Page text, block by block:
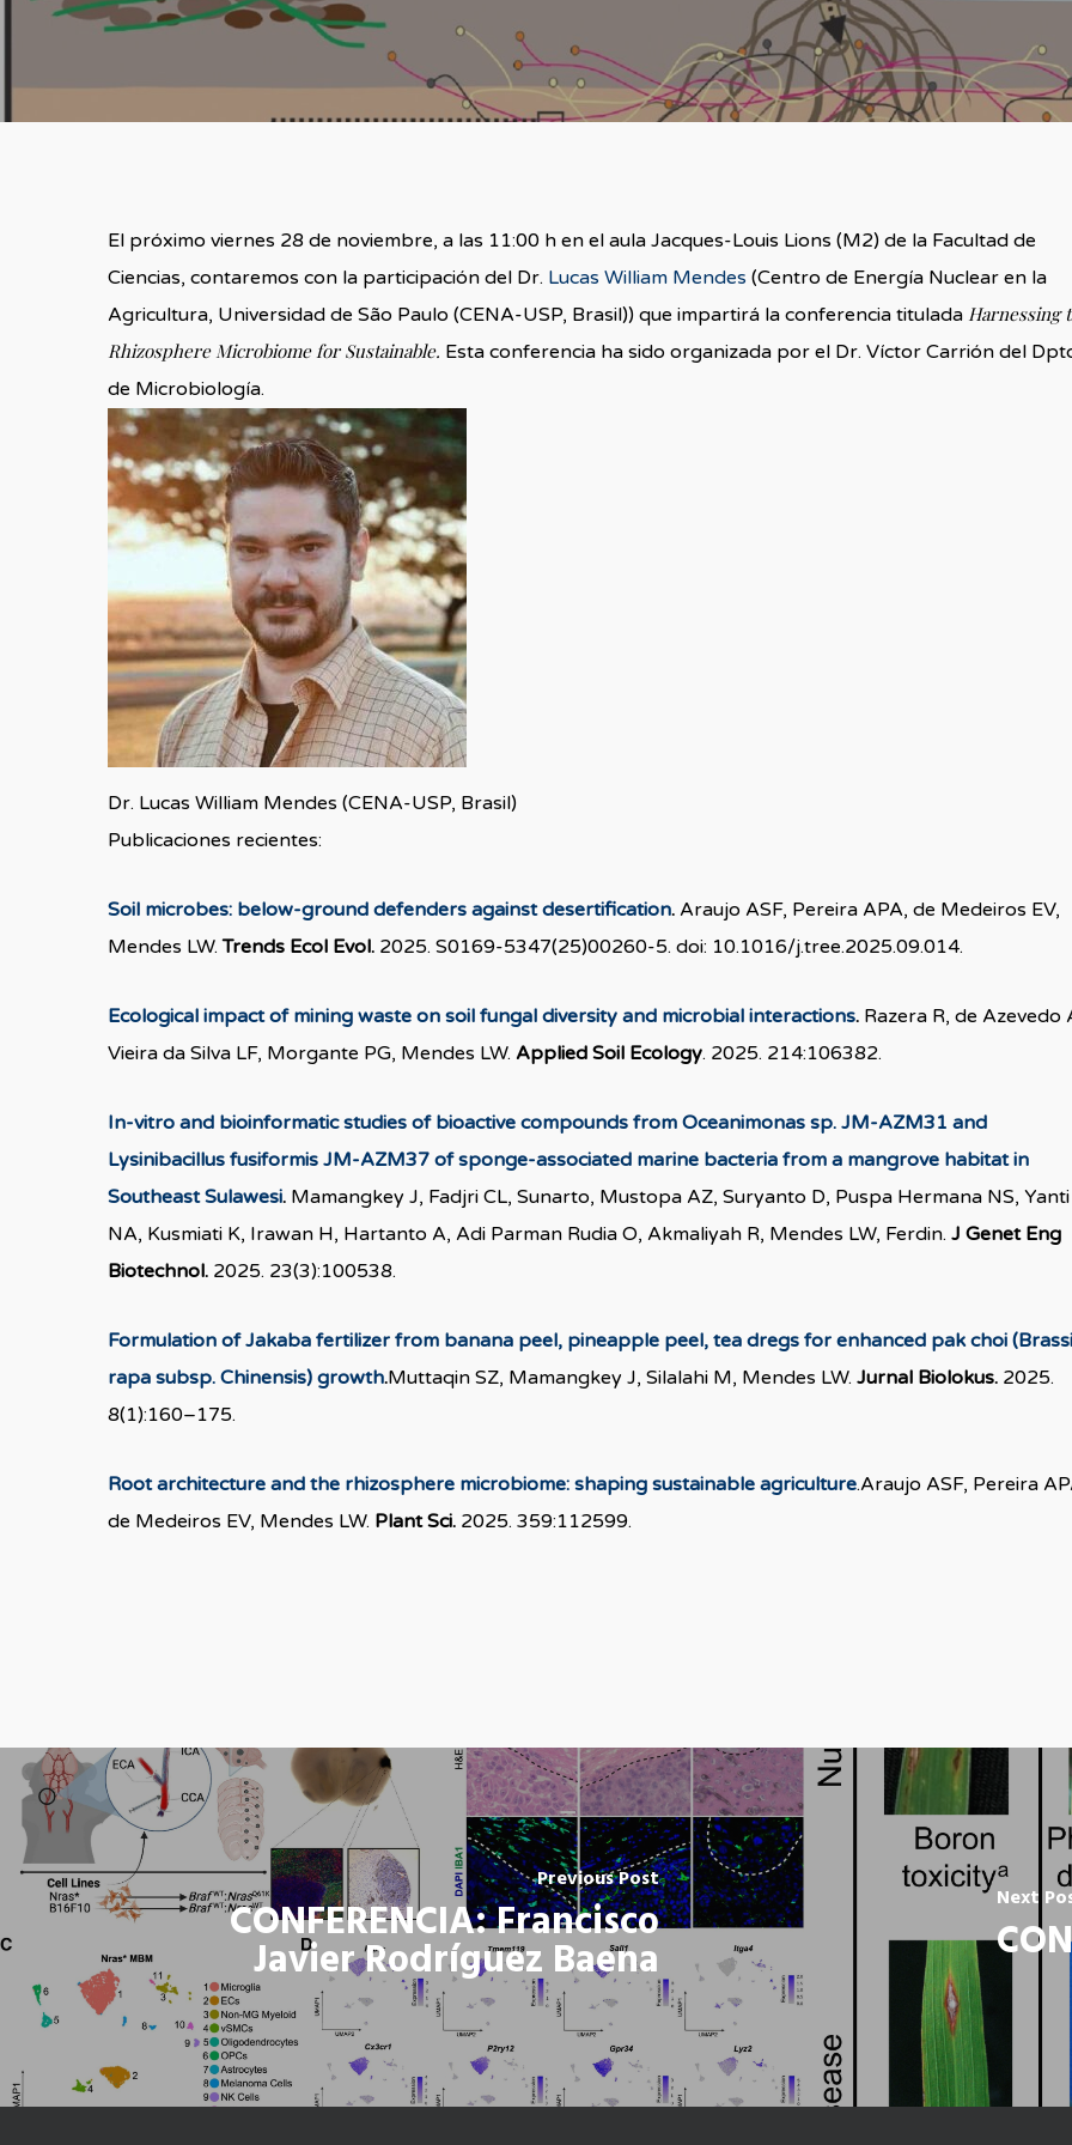
El próximo viernes 28 de noviembre, a las 11:00 h en el aula Jacques-Louis Lions (M2) de la Facultad de
Ciencias, contaremos con la participación del Dr. Lucas William Mendes (Centro de Energía Nuclear en la
Agricultura, Universidad de São Paulo (CENA-USP, Brasil)) que impartirá la conferencia tituladaHarnessing
Rhizosphere Microbiome for Sustainable. Esta conferencia ha sido organizada por el Dr. Víctor Carrión del
de Microbiología.
Dr. Lucas William Mendes (CENA-USP, Brasil)
Publicaciones recientes:
Soil microbes: below-ground defenders against desertification. Araujo ASF, Pereira APA, de Medeiros EV,
Mendes LW.Trends Ecol Evol. 2025. S0169-5347(25)00260-5. doi: 10.1016/j.tree.2025.09.014.
Ecological impact of mining waste on soil fungal diversity and microbial interactions. Razera R, de Azevedo
Vieira da Silva LF, Morgante PG, Mendes LW. Applied Soil Ecology. 2025. 214:106382.
In-vitro and bioinformatic studies of bioactive compounds from Oceanimonas sp. JM-AZM31 and
Lysinibacillus fusiformis JM-AZM37 of sponge-associated marine bacteria from a mangrove habitat in
Southeast Sulawesi. Mamangkey J, Fadjri CL, Sunarto, Mustopa AZ, Suryanto D, Puspa Hermana NS, Yanti
NA, Kusmiati K, Irawan H, Hartanto A, Adi Parman Rudia O, Akmaliyah R, Mendes LW, Ferdin.J Genet Eng
Biotechnol. 2025. 23(3):100538.
Formulation of Jakaba fertilizer from banana peel, pineapple peel, tea dregs for enhanced pak choi
rapa subsp. Chinensis) growth.Muttaqin SZ, Mamangkey J, Silalahi M, Mendes LW.Jurnal Biolokus. 2025.
8(1):160–175.
Root architecture and the rhizosphere microbiome: shaping sustainable agriculture.Araujo ASF, Pereira
de Medeiros EV, Mendes LW. Plant Sci. 2025. 359:112599.
Previous Post
CONFERENCIA: Francisco
Javier Rodríguez Baena
Next